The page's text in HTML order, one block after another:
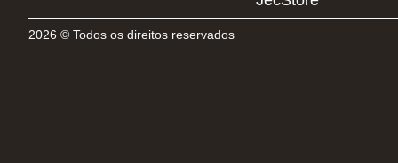
2026 © Todos os direitos reservados